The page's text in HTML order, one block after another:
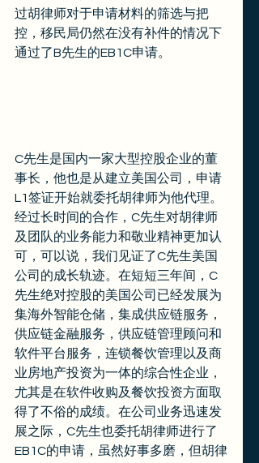
过胡律师对于申请材料的筛选与把
控，移民局仍然在没有补件的情况下
通过了B先生的EB1C申请。
C先生是国内一家大型控股企业的董
事长，他也是从建立美国公司，申请
L1签证开始就委托胡律师为他代理。
经过长时间的合作，C先生对胡律师
及团队的业务能力和敬业精神更加认
可，可以说，我们见证了C先生美国
公司的成长轨迹。在短短三年间，C
先生绝对控股的美国公司已经发展为
集海外智能仓储，集成供应链服务，
供应链金融服务，供应链管理顾问和
软件平台服务，连锁餐饮管理以及商
业房地产投资为一体的综合性企业，
尤其是在软件收购及餐饮投资方面取
得了不俗的成绩。在公司业务迅速发
展之际，C先生也委托胡律师进行了
EB1C的申请，虽然好事多磨，但胡律